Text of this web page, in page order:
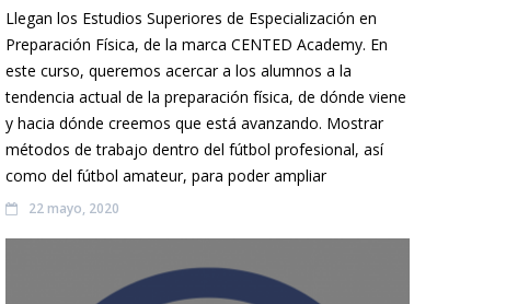
Llegan los Estudios Superiores de Especialización en
Preparación Física, de la marca CENTED Academy. En
este curso, queremos acercar a los alumnos a la
tendencia actual de la preparación física, de dónde viene
y hacia dónde creemos que está avanzando. Mostrar
métodos de trabajo dentro del fútbol profesional, así
como del fútbol amateur, para poder ampliar
22 mayo, 2020